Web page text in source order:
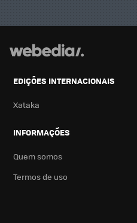
EDIÇÕES INTERNACIONAIS
Xataka
INFORMAÇÕES
Quem somos
Termos de uso